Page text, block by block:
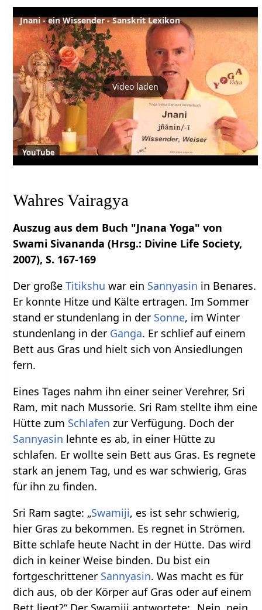
Jnani - ein Wissender - Sanskrit Lexikon
Video laden
YouTube
Wahres Vairagya
Auszug aus dem Buch "Jnana Yoga" von
Swami Sivananda (Hrsg.: Divine Life Society,
2007), S. 167-169
Der großeTitikshu war ein Sannyasin in Benares.
Er konnte Hitze und Kälte ertragen. Im Sommer
stand er stundenlang in der Sonne, im Winter
stundenlang in der Ganga. Er schlief auf einem
Bett aus Gras und hielt sich von Ansiedlungen
fern.
Eines Tages nahm ihn einer seiner Verehrer, Sri
Ram, mit nach Mussorie. Sri Ram stellte ihm eine
Hütte zum Schlafen zur Verfügung. Doch der
Sannyasin lehnte es ab, in einer Hütte zu
schlafen. Er wollte sein Bett aus Gras. Es regnete
stark an jenem Tag, und es war schwierig, Gras
für ihn zu finden.
Sri Ram sagte: „Swamiji, es ist sehr schwierig,
hier Gras zu bekommen. Es regnet in Strömen.
Bitte schlafe heute Nacht in der Hütte. Das wird
dich in keiner Weise binden. Du bist ein
fortgeschrittener Sannyasin. Was macht es für
dich aus, ob der Körper auf Gras oder auf einem